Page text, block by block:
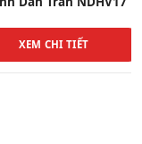
XEM CHI TIẾT